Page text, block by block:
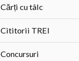
Cărți cu tâlc
Cititorii TREI
Concursuri